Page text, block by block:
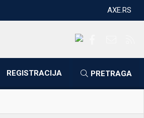
AXE.RS
REGISTRACIJA PRETRAGA